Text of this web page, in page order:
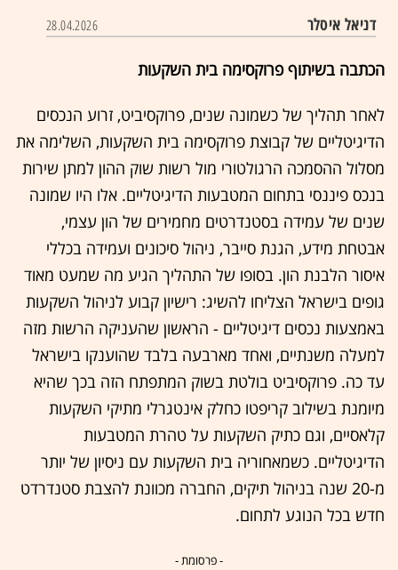
דניאל איסלר 28.04.2026
הכתבה בשיתוף פרוקסימה בית השקעות
לאחר תהליך של כשמונה שנים, פרוקסיביט, זרוע הנכסים
הדיגיטליים של קבוצת פרוקסימה בית השקעות, השלימה את
מסלול ההסמכה הרגולטורי מול רשות שוק ההון למתן שירות
בנכס פיננסי בתחום המטבעות הדיגיטליים. אלו היו שמונה
שנים של עמידה בסטנדרטים מחמירים של הון עצמי,
אבטחת מידע, הגנת סייבר, ניהול סיכונים ועמידה בכללי
איסור הלבנת הון. בסופו של התהליך הגיע מה שמעט מאוד
גופים בישראל הצליחו להשיג: רישיון קבוע לניהול השקעות
באמצעות נכסים דיגיטליים - הראשון שהעניקה הרשות מזה
למעלה משנתיים, ואחד מארבעה בלבד שהוענקו בישראל
עד כה. פרוקסיביט בולטת בשוק המתפתח הזה בכך שהיא
מיומנת בשילוב קריפטו כחלק אינטגרלי מתיקי השקעות
קלאסיים, וגם כתיק השקעות על טהרת המטבעות
הדיגיטליים. כשמאחוריה בית השקעות עם ניסיון של יותר
מ-20 שנה בניהול תיקים, החברה מכוונת להצבת סטנדרדט
חדש בכל הנוגע לתחום.
- פרסומת -